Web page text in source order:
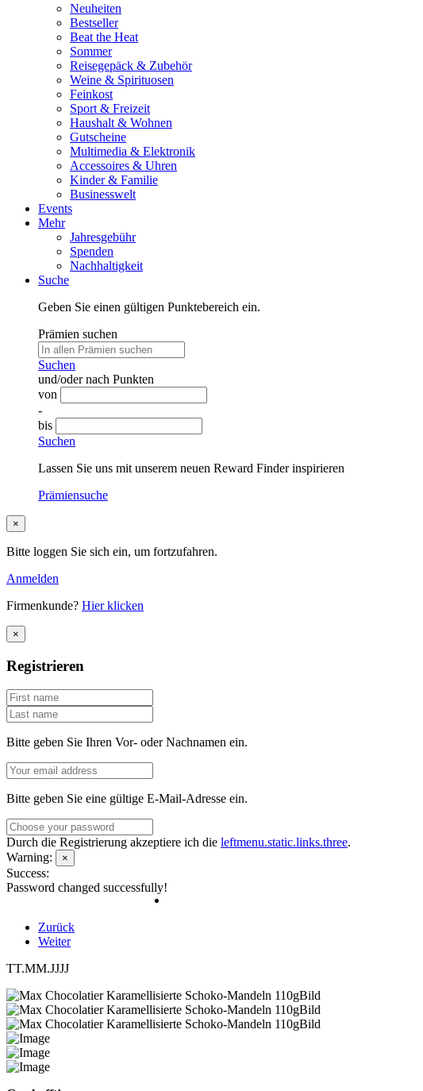
Neuheiten
Bestseller
Beat the Heat
Sommer
Reisegepäck & Zubehör
Weine & Spirituosen
Feinkost
Sport & Freizeit
Haushalt & Wohnen
Gutscheine
Multimedia & Elektronik
Accessoires & Uhren
Kinder & Familie
Businesswelt
Events
Mehr
Jahresgebühr
Spenden
Nachhaltigkeit
Suche
Geben Sie einen gültigen Punktebereich ein.
Prämien suchen
Suchen
und/oder nach Punkten
von
-
bis
Suchen
Lassen Sie uns mit unserem neuen Reward Finder inspirieren
Prämiensuche
×
Bitte loggen Sie sich ein, um fortzufahren.
Anmelden
Firmenkunde? Hier klicken
×
Registrieren
Bitte geben Sie Ihren Vor- oder Nachnamen ein.
Bitte geben Sie eine gültige E-Mail-Adresse ein.
Durch die Registrierung akzeptiere ich die leftmenu.static.links.three.
Warning:
×
Success:
Password changed successfully!
Zurück
Weiter
TT.MM.JJJJ